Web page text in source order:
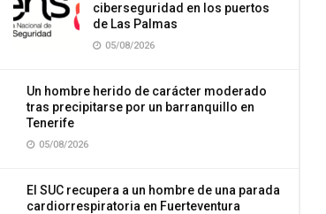
ciberseguridad en los puertos
de Las Palmas
05/08/2026
Un hombre herido de carácter moderado
tras precipitarse por un barranquillo en
Tenerife
05/08/2026
El SUC recupera a un hombre de una parada
cardiorrespiratoria en Fuerteventura